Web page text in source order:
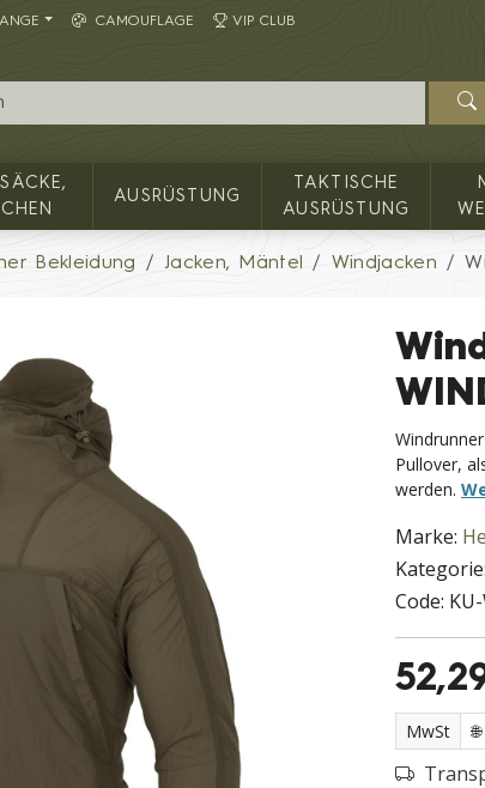
CAMOUFLAGE VIP CLUB
AUSRÜSTUNG
TAKTISCHE
AUSRÜSTUNG
Bekleidung Jacken, Mäntel Windjacken
Pullover,
werden.
Marke:
Kategorie:
Code:
MwSt